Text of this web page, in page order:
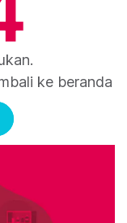
ke beranda